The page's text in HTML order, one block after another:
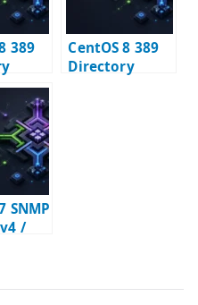
389
築 #3
ーザー
制御
CentOS 8 389
Directory
SNMP
/